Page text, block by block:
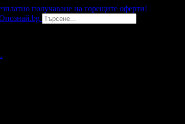
получаване на горещите оферти!
.